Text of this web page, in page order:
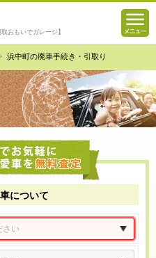
おもいでガレージ】
浜中町の廃車手続き・引取り
について